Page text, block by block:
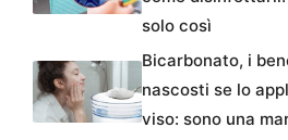
solo così
Bicarbonato, i
nascosti se lo
viso: sono una